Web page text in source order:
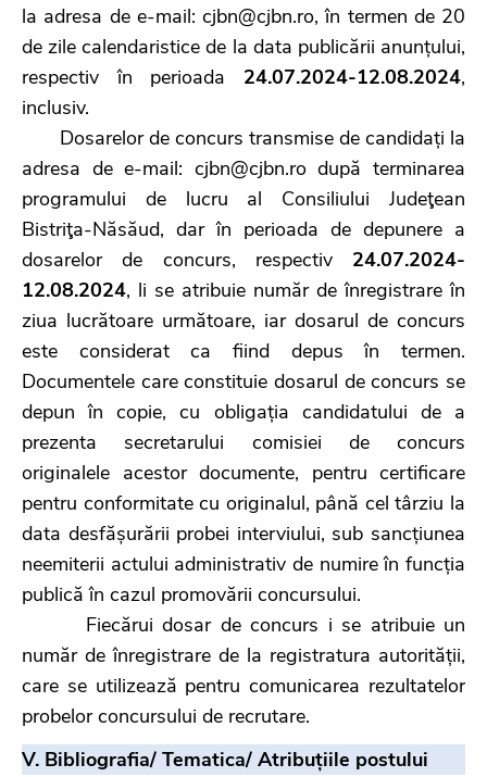
la adresa de e-mail: cjbn@cjbn.ro, în termen de 20
de zile calendaristice de la data publicării anunțului,
respectiv în perioada 24.07.2024-12.08.2024,
inclusiv.
Dosarelor de concurs transmise de candidați la
adresa de e-mail: cjbn@cjbn.ro după terminarea
programului de lucru al Consiliului Judeţean
Bistriţa-Năsăud, dar în perioada de depunere a
dosarelor de concurs, respectiv 24.07.2024-
12.08.2024, li se atribuie număr de înregistrare în
ziua lucrătoare următoare, iar dosarul de concurs
este considerat ca fiind depus în termen.
Documentele care constituie dosarul de concurs se
depun în copie, cu obligația candidatului de a
prezenta secretarului comisiei de concurs
originalele acestor documente, pentru certificare
pentru conformitate cu originalul, până cel târziu la
data desfășurării probei interviului, sub sancțiunea
neemiterii actului administrativ de numire în funcția
publică în cazul promovării concursului.
Fiecărui dosar de concurs i se atribuie un
număr de înregistrare de la registratura autorității,
care se utilizează pentru comunicarea rezultatelor
probelor concursului de recrutare.
V. Bibliografia/ Tematica/ Atribuțiile postului